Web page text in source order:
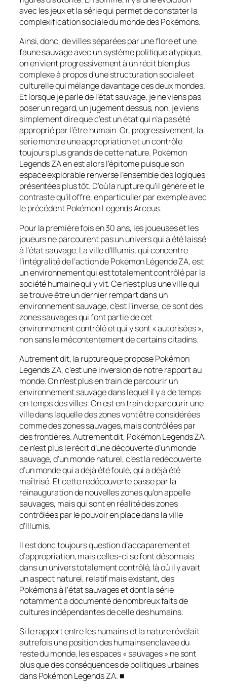
avec les jeux et la série qui permet de constater la
complexification sociale du monde des Pokémons.
Ainsi, donc, de villes séparées par une flore et une
faune sauvage avec un système politique atypique,
on en vient progressivement à un récit bien plus
complexe à propos d’une structuration sociale et
culturelle qui mélange davantage ces deux mondes.
Et lorsque je parle de l’état sauvage, je ne viens pas
poser un regard, un jugement dessus, non, je viens
simplement dire que c’est un état qui n’a pas été
approprié par l’être humain. Or, progressivement, la
série montre une appropriation et un contrôle
toujours plus grands de cette nature. Pokémon
Legends ZAen est alors l’épitome puisque son
espace explorable renverse l’ensemble des logiques
présentées plus tôt. D’où la rupture qu’il génère et le
contraste qu’il offre, en particulier par exemple avec
le précédentPokémon Legends Arceus.
Pour la première fois en 30 ans, les joueuses et les
joueurs ne parcourent pas un univers qui a été laissé
à l’état sauvage. La ville d’Illumis, qui concentre
l’intégralité de l’action de Pokémon Légende ZA, est
un environnement qui est totalement contrôlé par la
société humaine qui y vit. Ce n’est plus une ville qui
se trouve être un dernier rempart dans un
environnement sauvage, c’est l’inverse, ce sont des
zones sauvages qui font partie de cet
environnement contrôlé et qui y sont « autorisées »,
non sans le mécontentement de certains citadins.
Autrement dit, la rupture que proposePokémon
Legends ZA, c’est une inversion de notre rapport au
monde. On n’est plus en train de parcourir un
environnement sauvage dans lequel il y a de temps
en temps des villes. On est en train de parcourir une
ville dans laquelle des zones vont être considérées
comme des zones sauvages, mais contrôlées par
des frontières. Autrement dit, Pokémon Legends ZA,
ce n’est plus le récit d’une découverte d’un monde
sauvage, d’un monde naturel, c’est la redécouverte
d’un monde qui a déjà été foulé, qui a déjà été
maîtrisé. Et cette redécouverte passe par la
réinauguration de nouvelles zones qu’on appelle
sauvages, mais qui sont en réalité des zones
contrôlées par le pouvoir en place dans la ville
d’Illumis.
Il est donc toujours question d’accaparement et
d’appropriation, mais celles-ci se font désormais
dans un univers totalement contrôlé, là où il y avait
un aspect naturel, relatif mais existant, des
Pokémons à l’état sauvages et dont la série
notamment a documenté de nombreux faits de
cultures indépendantes de celle des humains.
Si le rapport entre les humains et la nature révélait
autrefois une position des humains enclavée du
reste du monde, les espaces « sauvages » ne sont
plus que des conséquences de politiques urbaines
dansPokémon Legends ZA. ■